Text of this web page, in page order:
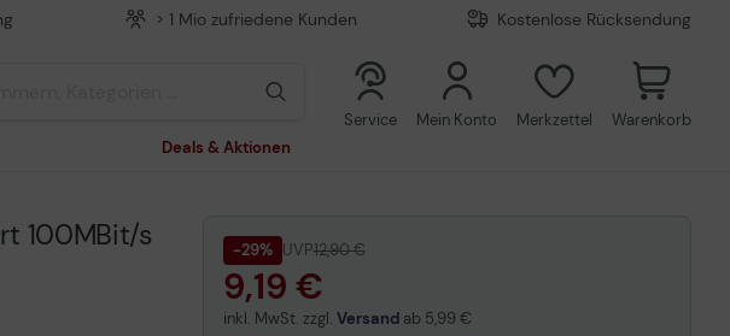
> 1 Mio zufriedene Kunden Kostenlose Rücksendung
Deals & Aktionen
Service Mein Konto Merkzettel Warenkorb
100MBit/s
-29% UVP12,90 €
9,19 €
inkl. MwSt. zzgl. Versandab 5,99 €